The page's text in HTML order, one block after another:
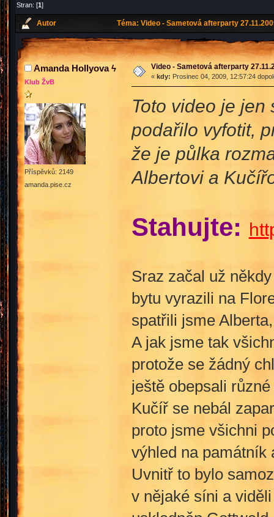
Stran: [1]
Autor Téma: Video - Sametová afterparty
Amanda Hollyova ϟ
Klub ŽvB
Příspěvků: 2149
amanda.pise.cz
Video - Sametová afterparty
« kdy: Prosinec 04, 2009, 12:57:24
Toto video je
podařilo vyfotit,
že je půlka
Albertovi a
Stahujte:
Sraz začal už
bytu vyrazili na
spatřili jsme
A jak jsme tak
protože se žádný
ještě obepsali
Kučíř se nebál
proto jsme všichni
výhled na památník
Uvnitř to bylo
v nějaké síni a